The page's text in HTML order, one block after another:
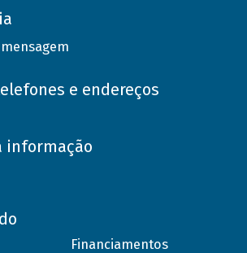
e endereços
informação
Financiamentos